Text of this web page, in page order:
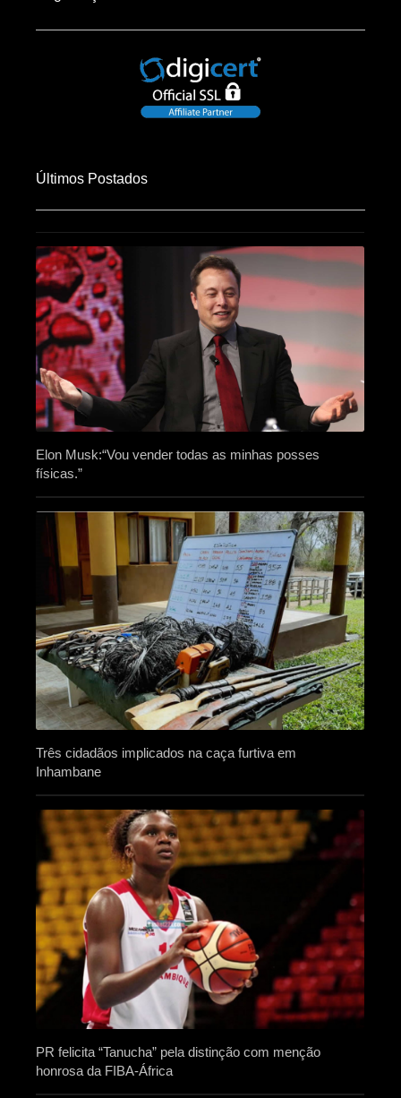
Últimos Postados
Elon Musk:“Vou vender todas as minhas posses
físicas.”
Três cidadãos implicados na caça furtiva em
Inhambane
PR felicita “Tanucha” pela distinção com menção
honrosa da FIBA-África